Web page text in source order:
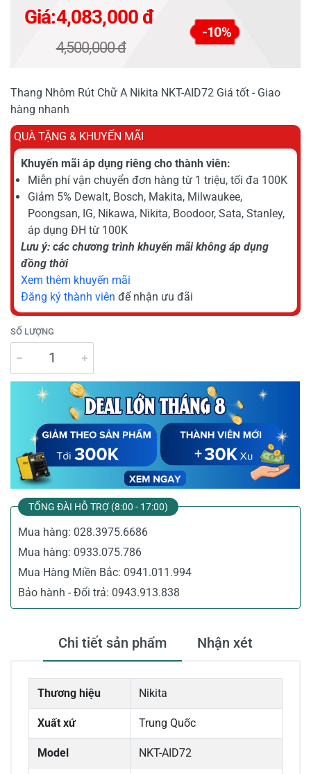
Giá:4,083,000 đ
4,500,000 đ
-10%
Thang Nhôm Rút Chữ A Nikita NKT-AID72 Giá tốt - Giao
hàng nhanh
QUÀ TẶNG & KHUYẾN MÃI
Khuyến mãi áp dụng riêng cho thành viên:
Miễn phí vận chuyển đơn hàng từ 1 triệu, tối đa 100K
Giảm 5% Dewalt, Bosch, Makita, Milwaukee,
Poongsan, IG, Nikawa, Nikita, Boodoor, Sata, Stanley,
áp dụng ĐH từ 100K
Lưu ý: các chương trình khuyến mãi không áp dụng
đồng thời
Xem thêm khuyến mãi
Đăng ký thành viên để nhận ưu đãi
SỐ LƯỢNG
TỔNG ĐÀI HỖ TRỢ (8:00 - 17:00)
Mua hàng: 028.3975.6686
Mua hàng: 0933.075.786
Mua Hàng Miền Bắc: 0941.011.994
Bảo hành - Đổi trả: 0943.913.838
Chi tiết sản phẩm Nhận xét
Thương hiệu Nikita
Xuất xứ Trung Quốc
Model NKT-AID72